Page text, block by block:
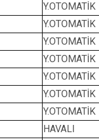
Y.OTOMATİK
Y.OTOMATİK
Y.OTOMATİK
Y.OTOMATİK
Y.OTOMATİK
Y.OTOMATİK
Y.OTOMATİK
HAVALI